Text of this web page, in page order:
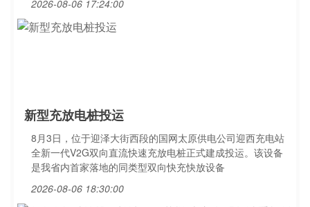
2026-08-06 17:24:00
新型充放电桩投运
8月3日，位于迎泽大街西段的国网太原供电公司迎西充电站
全新一代V2G双向直流快速充放电桩正式建成投运。该设备
是我省内首家落地的同类型双向快充快放设备
2026-08-06 18:30:00